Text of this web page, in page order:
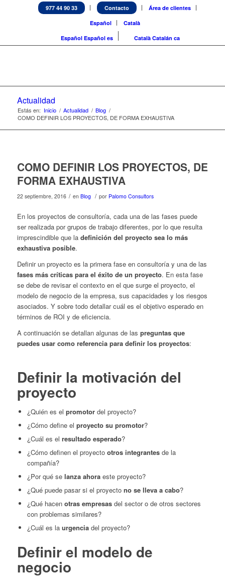
977 44 90 33 Contacto
Área de clientes
Español
Català
Español Español es Català Catalán ca
Actualidad
Estás en: Inicio / Actualidad / Blog /
COMO DEFINIR LOS PROYECTOS, DE FORMA EXHAUSTIVA
COMO DEFINIR LOS PROYECTOS, DE
FORMA EXHAUSTIVA
22 septiembre, 2016 / en Blog / por Palomo Consultors
En los proyectos de consultoría, cada una de las fases puede
ser realizada por grupos de trabajo diferentes, por lo que resulta
imprescindible que la definición del proyecto sea lo más
exhaustiva posible.
Definir un proyecto es la primera fase en consultoría y una de las
fases más críticas para el éxito de un proyecto. En esta fase
se debe de revisar el contexto en el que surge el proyecto, el
modelo de negocio de la empresa, sus capacidades y los riesgos
asociados. Y sobre todo detallar cuál es el objetivo esperado en
términos de ROI y de eficiencia.
A continuación se detallan algunas de las preguntas que
puedes usar como referencia para definir los proyectos:
Definir la motivación del
proyecto
¿Quién es el promotordel proyecto?
¿Cómo define el proyecto su promotor?
¿Cuál es el resultado esperado?
¿Cómo definen el proyecto otros integrantesde la
compañía?
¿Por qué se lanza ahoraeste proyecto?
¿Qué puede pasar si el proyecto no se lleva a cabo?
¿Qué hacen otras empresasdel sector o de otros sectores
con problemas similares?
¿Cuál es la urgenciadel proyecto?
Definir el modelo de
negocio